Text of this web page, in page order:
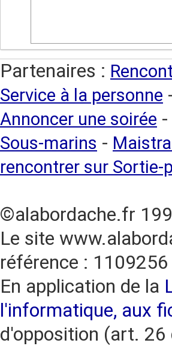
Partenaires :
Service à la personne
Annoncer une soirée -
Sous-marins -
rencontrer sur Sortie-
©alabordache.fr
Le site
référence : 1109256
En application de la
l'informatique, aux
d'opposition (art. 26